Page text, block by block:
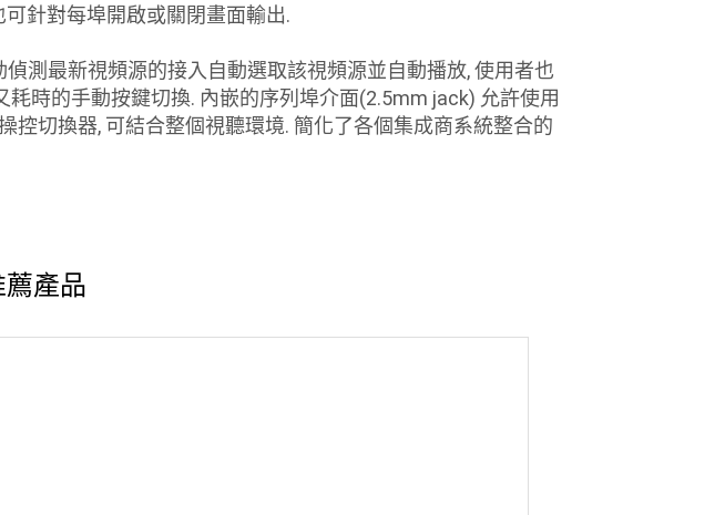
針對每埠開啟或關閉畫面輸出.
測最新視頻源的接入自動選取該視頻源並自動播放, 使用者也
時的手動按鍵切換. 內嵌的序列埠介面(2.5mm jack) 允許使用
切換器, 可結合整個視聽環境. 簡化了各個集成商系統整合的
產品